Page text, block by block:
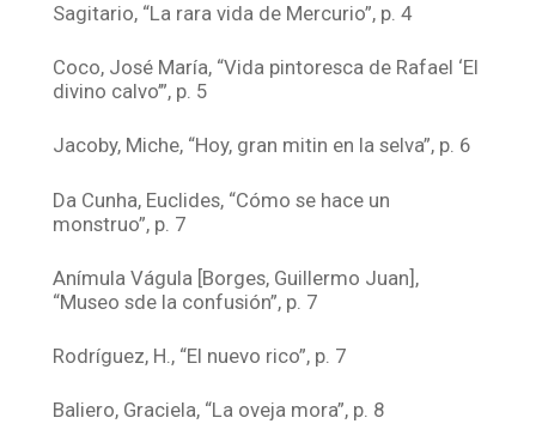
Sagitario, “La rara vida de Mercurio”, p. 4
Coco, José María, “Vida pintoresca de Rafael ‘El
divino calvo’”, p. 5
Jacoby, Miche, “Hoy, gran mitin en la selva”, p. 6
Da Cunha, Euclides, “Cómo se hace un
monstruo”, p. 7
Anímula Vágula [Borges, Guillermo Juan],
“Museo sde la confusión”, p. 7
Rodríguez, H., “El nuevo rico”, p. 7
Baliero, Graciela, “La oveja mora”, p. 8